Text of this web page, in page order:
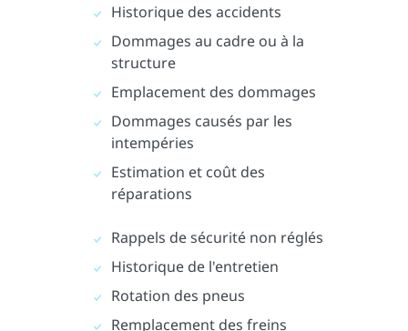
Historique des accidents
Dommages au cadre ou à la
structure
Emplacement des dommages
Dommages causés par les
intempéries
Estimation et coût des
réparations
Rappels de sécurité non réglés
Historique de l'entretien
Rotation des pneus
Remplacement des freins